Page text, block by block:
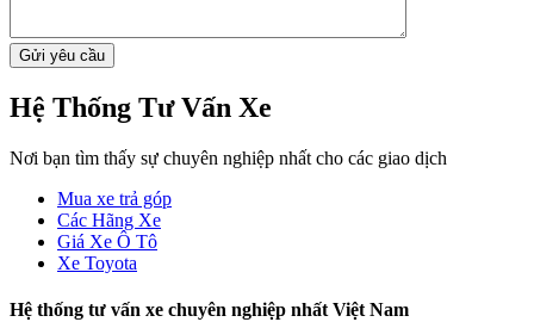
Hệ Thống Tư Vấn Xe
Nơi bạn tìm thấy sự chuyên nghiệp nhất cho các giao dịch
Mua xe trả góp
Các Hãng Xe
Giá Xe Ô Tô
Xe Toyota
Hệ thống tư vấn xe chuyên nghiệp nhất Việt Nam